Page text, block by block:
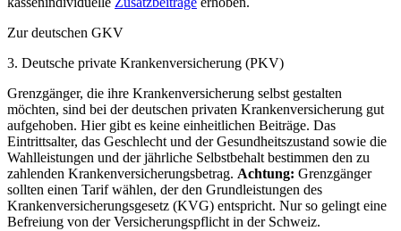
Zur deutschen GKV
3. Deutsche private Krankenversicherung (PKV)
Grenzgänger, die ihre Krankenversicherung selbst gestalten
möchten, sind bei der deutschen privaten Krankenversicherung gut
aufgehoben. Hier gibt es keine einheitlichen Beiträge. Das
Eintrittsalter, das Geschlecht und der Gesundheitszustand sowie die
Wahlleistungen und der jährliche Selbstbehalt bestimmen den zu
zahlenden Krankenversicherungsbetrag. Achtung: Grenzgänger
sollten einen Tarif wählen, der den Grundleistungen des
Krankenversicherungsgesetz (KVG) entspricht. Nur so gelingt eine
Befreiung von der Versicherungspflicht in der Schweiz.